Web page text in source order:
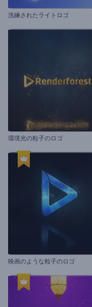
洗練されたライトロゴ
環境光の粒子のロゴ
映画のような粒子のロゴ